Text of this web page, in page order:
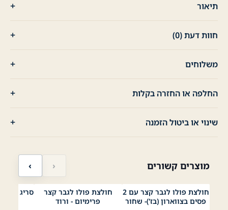
תיאור
חוות דעת (0)
משלוחים
החלפה או החזרה בקלות
שינוי או ביטול הזמנה
מוצרים קשורים ‹ ›
לבן כחול בז׳
חולצת פולו לגבר קצר עם 2
פסים בצווארון (בז')- שחור
וורוד כחול ירוק
חולצת פולו לגבר קצר
פרימיום - ורוד
שחור
סריג לגבר Cashmere - נייבי